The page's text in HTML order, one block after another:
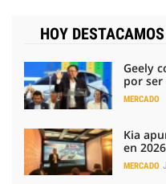
HOY DESTACAMOS
Geely
por
MERCADO
Kia
en
MERCADO